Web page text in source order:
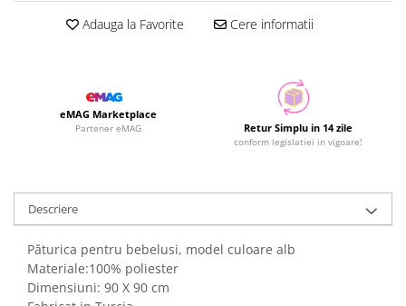
Adauga la Favorite Cere informatii
eMAG Marketplace
Partener eMAG Retur Simplu in 14 zile
conform legislatiei in vigoare!
Descriere
Păturica pentru bebelusi, model culoare alb
Materiale:100% poliester
Dimensiuni: 90 X 90 cm